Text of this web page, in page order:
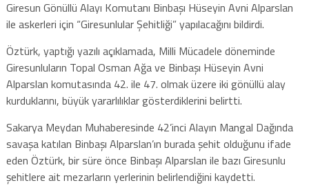
Giresun Gönüllü Alayı Komutanı Binbaşı Hüseyin Avni Alparslan
ile askerleri için “Giresunlular Şehitliği” yapılacağını bildirdi.
Öztürk, yaptığı yazılı açıklamada, Milli Mücadele döneminde
Giresunluların Topal Osman Ağa ve Binbaşı Hüseyin Avni
Alparslan komutasında 42. ile 47. olmak üzere iki gönüllü alay
kurduklarını, büyük yararlılıklar gösterdiklerini belirtti.
Sakarya Meydan Muhaberesinde 42’inci Alayın Mangal Dağında
savaşa katılan Binbaşı Alparslan’ın burada şehit olduğunu ifade
eden Öztürk, bir süre önce Binbaşı Alparslan ile bazı Giresunlu
şehitlere ait mezarların yerlerinin belirlendiğini kaydetti.